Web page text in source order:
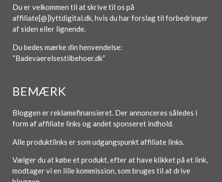
Du er velkommen til at skrive til os på
affiliate[@]lyttdigital.dk, hvis du har forslag til forbedringer
af siden eller lignende.
Du bedes mærke din henvendelse:
“Badevaerelsestilbehoer.dk”
BEMÆRK
Bloggen er reklamefinansieret. Der annonceres således i
form af affiliate links og andet sponseret indhold.
Alle produktlinks er som udgangspunkt affiliate links.
Vælger du at købe et produkt, efter at have klikket på et link,
modtager vi en lille kommission, som bruges til at drive